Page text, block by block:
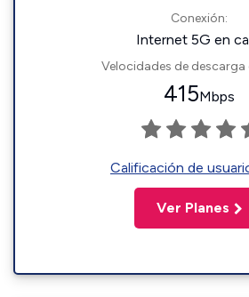
Conexión:
Internet 5G en
Velocidades de descarga
415Mbps
Calificación de
Ver Planes